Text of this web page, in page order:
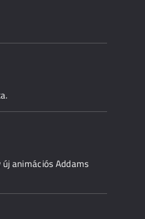
animációs Addams